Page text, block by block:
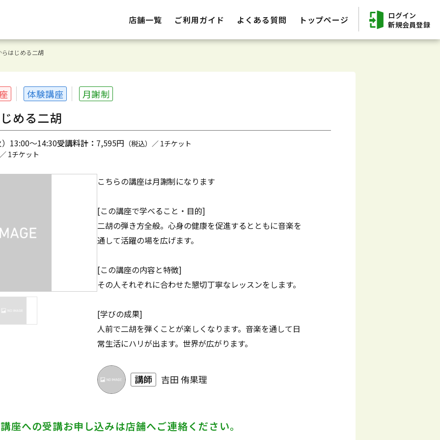
店舗一覧 ご利用ガイド よくある質問 トップページ
ログイン
新規会員登録
はじめる二胡
体験講座 月謝制
める二胡
13:00～14:30受講料計： 7,595円 （税込）／ 1チケット
1チケット
こちらの講座は月謝制になります
[この講座で学べること・目的]
二胡の弾き方全般。心身の健康を促進するとともに音楽を
通して活躍の場を広げます。
[この講座の内容と特徴]
その人それぞれに合わせた懇切丁寧なレッスンをします。
[学びの成果]
人前で二胡を弾くことが楽しくなります。音楽を通して日
常生活にハリが出ます。世界が広がります。
講師 吉田 侑果理
座への受講お申し込みは店舗へご連絡ください。